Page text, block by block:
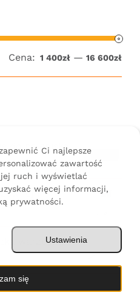
min
Cena: 1 400zł — 16 600zł
do paleniska
1
warzecha
Ci najlepsze
zawartość
ruch i wyświetlać
więcej informacji,
prywatności.
się
Ustawienia